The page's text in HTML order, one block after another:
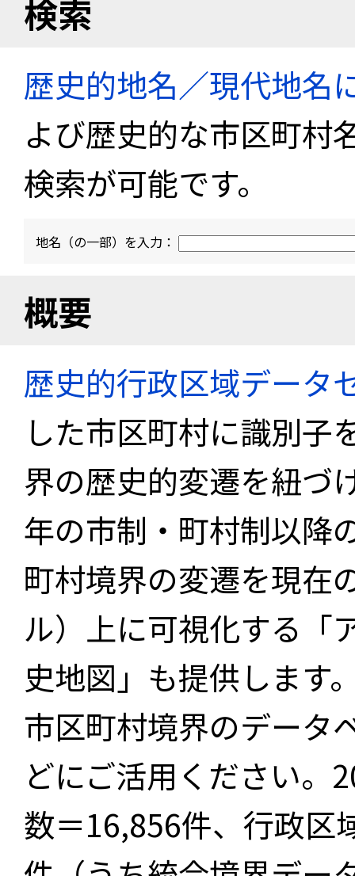
検索
歴史的地名／現代地名
よび歴史的な市区町村
検索が可能です。
地名（の一部）を入力：
概要
歴史的行政区域データ
した市区町村に識別子
界の歴史的変遷を紐づ
年の市制・町村制以降
町村境界の変遷を現在
ル）上に可視化する「
史地図」も提供します
市区町村境界のデータ
どにご活用ください。
数＝16,856件、行政区